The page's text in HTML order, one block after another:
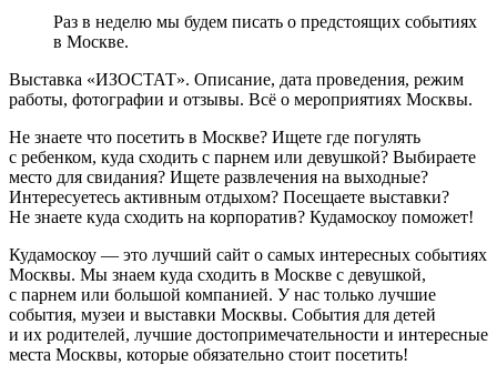
Раз в неделю мы будем писать о предстоящих событиях
в Москве.
Выставка «ИЗОСТАТ». Описание, дата проведения, режим
работы, фотографии и отзывы. Всё о мероприятиях Москвы.
Не знаете что посетить в Москве? Ищете где погулять
с ребенком, куда сходить с парнем или девушкой? Выбираете
место для свидания? Ищете развлечения на выходные?
Интересуетесь активным отдыхом? Посещаете выставки?
Не знаете куда сходить на корпоратив? Кудамоскоу поможет!
Кудамоскоу — это лучший сайт о самых интересных событиях
Москвы. Мы знаем куда сходить в Москве с девушкой,
с парнем или большой компанией. У нас только лучшие
события, музеи и выставки Москвы. События для детей
и их родителей, лучшие достопримечательности и интересные
места Москвы, которые обязательно стоит посетить!